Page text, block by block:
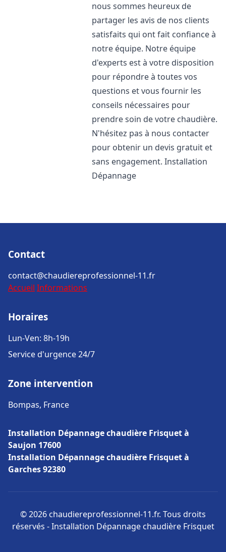
nous sommes heureux de
partager les avis de nos clients
satisfaits qui ont fait confiance à
notre équipe. Notre équipe
d'experts est à votre disposition
pour répondre à toutes vos
questions et vous fournir les
conseils nécessaires pour
prendre soin de votre chaudière.
N'hésitez pas à nous contacter
pour obtenir un devis gratuit et
sans engagement. Installation
Dépannage
Contact
contact@chaudiereprofessionnel-11.fr
Accueil Informations
Horaires
Lun-Ven: 8h-19h
Service d'urgence 24/7
Zone intervention
Bompas, France
Installation Dépannage chaudière Frisquet à
Saujon 17600
Installation Dépannage chaudière Frisquet à
Garches 92380
© 2026 chaudiereprofessionnel-11.fr. Tous droits
réservés - Installation Dépannage chaudière Frisquet